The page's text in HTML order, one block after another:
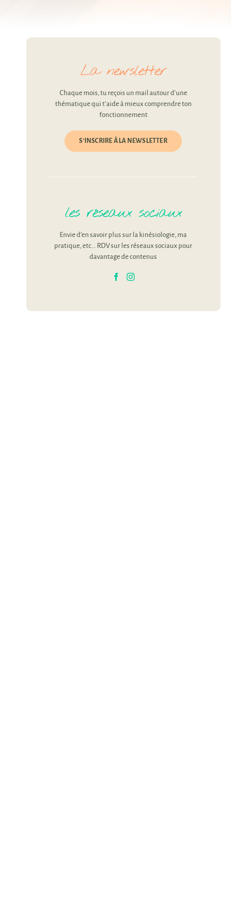
La newsletter
Chaque mois, tu reçois un mail autour d’une
thématique qui t’aide à mieux comprendre ton
fonctionnement
S’INSCRIRE À LA NEWSLETTER
les réseaux sociaux
Envie d’en savoir plus sur la kinésiologie, ma
pratique, etc… RDV sur les réseaux sociaux pour
davantage de contenus